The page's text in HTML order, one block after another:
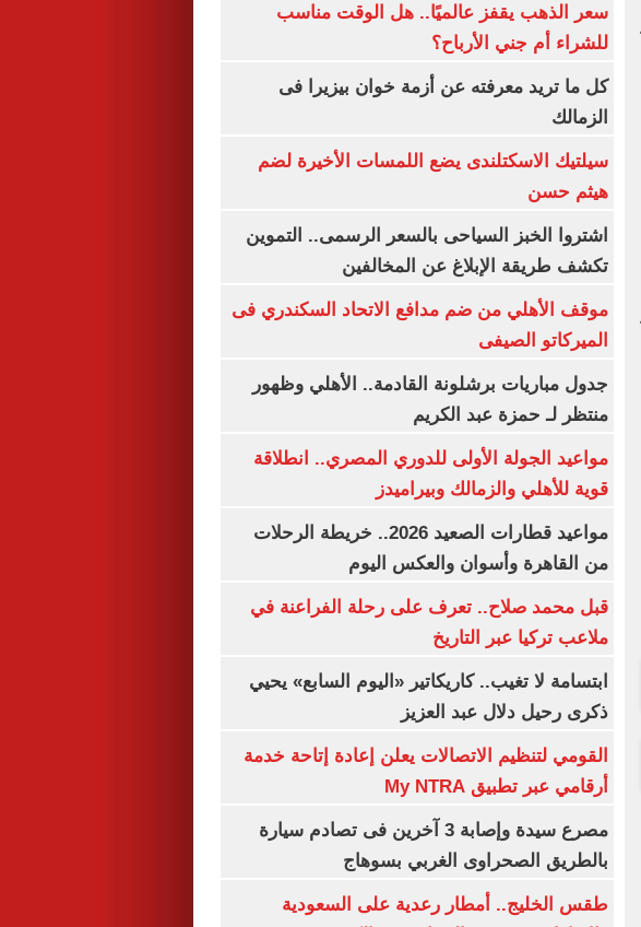
سعر الذهب يقفز عالميًا.. هل الوقت مناسب
للشراء أم جني الأرباح؟
كل ما تريد معرفته عن أزمة خوان بيزيرا فى
الزمالك
سيلتيك الاسكتلندى يضع اللمسات الأخيرة لضم
هيثم حسن
اشتروا الخبز السياحى بالسعر الرسمى.. التموين
تكشف طريقة الإبلاغ عن المخالفين
موقف الأهلي من ضم مدافع الاتحاد السكندري فى
الميركاتو الصيفى
جدول مباريات برشلونة القادمة.. الأهلي وظهور
منتظر لـ حمزة عبد الكريم
مواعيد الجولة الأولى للدوري المصري.. انطلاقة
قوية للأهلي والزمالك وبيراميدز
مواعيد قطارات الصعيد 2026.. خريطة الرحلات
من القاهرة وأسوان والعكس اليوم
قبل محمد صلاح.. تعرف على رحلة الفراعنة في
ملاعب تركيا عبر التاريخ
ابتسامة لا تغيب.. كاريكاتير «اليوم السابع» يحيي
ذكرى رحيل دلال عبد العزيز
القومي لتنظيم الاتصالات يعلن إعادة إتاحة خدمة
أرقامي عبر تطبيق My NTRA
مصرع سيدة وإصابة 3 آخرين فى تصادم سيارة
بالطريق الصحراوى الغربي بسوهاج
طقس الخليج.. أمطار رعدية على السعودية